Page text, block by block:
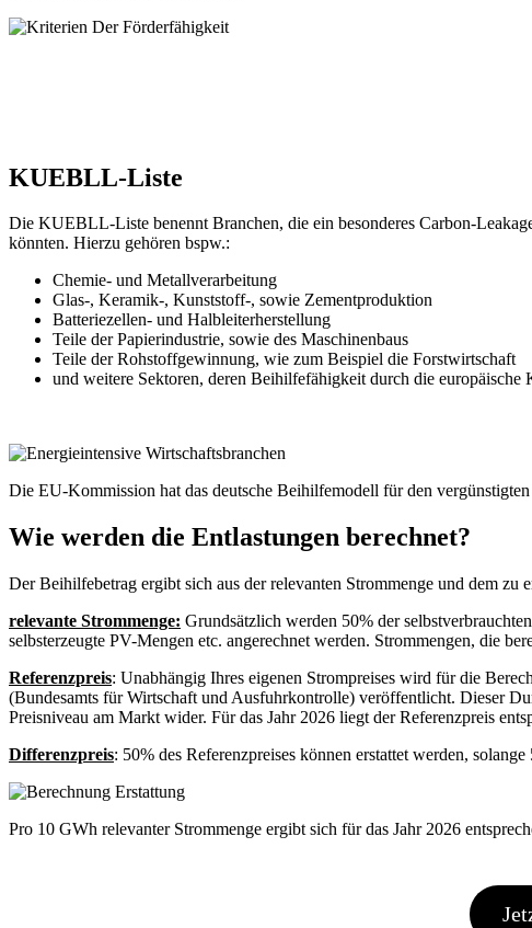
KUEBLL-Liste
Die KUEBLL-Liste benennt Branchen, die ein besonderes Carbon-
könnten. Hierzu gehören bspw.:
Chemie- und Metallverarbeitung
Glas-, Keramik-, Kunststoff-, sowie Zementproduktion
Batteriezellen- und Halbleiterherstellung
Teile der Papierindustrie, sowie des Maschinenbaus
Teile der Rohstoffgewinnung, wie zum Beispiel die Forstwirtschaft
und weitere Sektoren, deren Beihilfefähigkeit durch die europäische
Die EU-Kommission hat das deutsche Beihilfemodell für den
Wie werden die Entlastungen berechnet?
Der Beihilfebetrag ergibt sich aus der relevanten Strommenge und dem zu
relevante Strommenge: Grundsätzlich werden 50% der
selbsterzeugte PV-Mengen etc. angerechnet werden. Strommengen, die
Referenzpreis: Unabhängig Ihres eigenen Strompreises wird für die
(Bundesamts für Wirtschaft und Ausfuhrkontrolle) veröffentlicht. Dieser
Preisniveau am Markt wider. Für das Jahr 2026 liegt der Referenzpreis
Differenzpreis: 50% des Referenzpreises können erstattet werden,
Pro 10 GWh relevanter Strommenge ergibt sich für das Jahr 2026